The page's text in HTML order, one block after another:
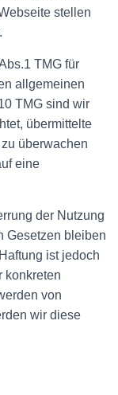
stellen
TMG für
allgemeinen
TMG sind wir
übermittelte
überwachen
eine
der Nutzung
Gesetzen bleiben
ist jedoch
konkreten
von
wir diese